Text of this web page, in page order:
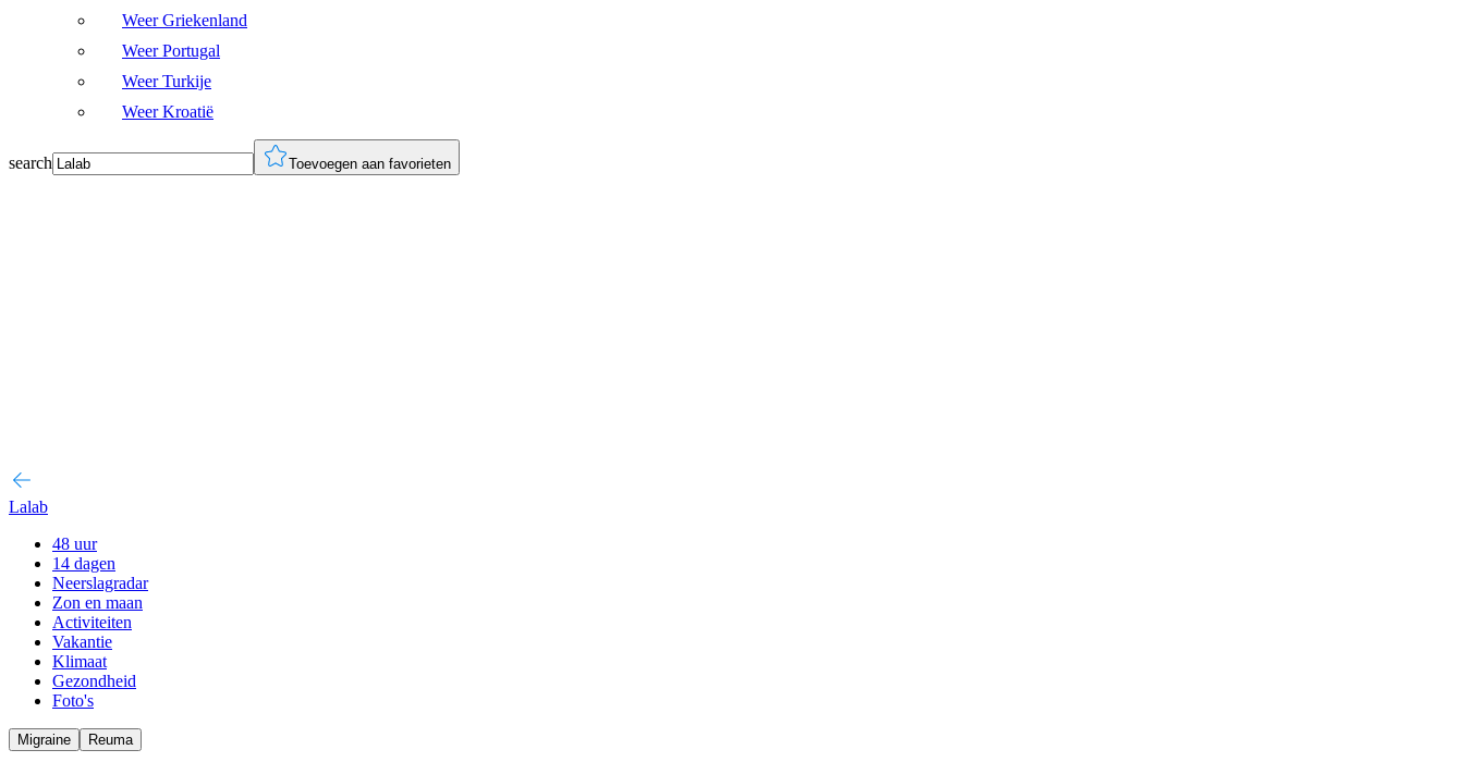
Weer Griekenland
Weer Portugal
Weer Turkije
Weer Kroatië
search Toevoegen aan favorieten
Lalab
48 uur
14 dagen
Neerslagradar
Zon en maan
Activiteiten
Vakantie
Klimaat
Gezondheid
Foto's
Migraine Reuma